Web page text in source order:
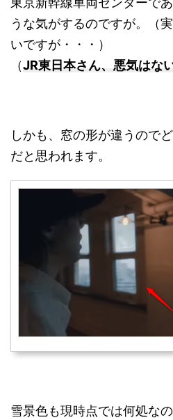
うな気がするのですが。（
いですが・・・）
（JR東日本さん、悪気はな
しかも、窓の形が違うので
だと思われます。
雪景色も現時点では何処な